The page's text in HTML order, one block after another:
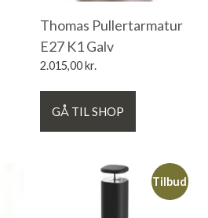
Thomas Pullertarmatur
E27 K1 Galv
2.015,00kr.
GÅ TIL SHOP
Tilbud